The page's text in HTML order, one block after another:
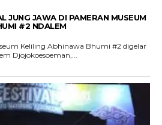
JUNG JAWA DI PAMERAN MUSEUM
#2 NDALEM
Keliling Abhinawa Bhumi #2 digelar
Djojokoesoeman,...